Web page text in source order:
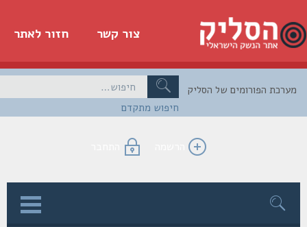
חזור לאתר צור קשר
חיפוש מתקדם
הפורומים של הסליק
הרשמה התחבר